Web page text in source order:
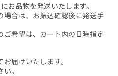
お品物を発送いたします。
場合は、お振込確認後に発送手
ご希望は、カート内の日時指定
届けいたします。
。